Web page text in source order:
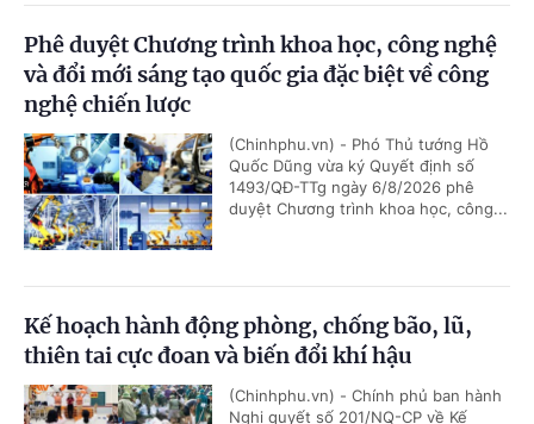
Phê duyệt Chương trình khoa học, công nghệ
và đổi mới sáng tạo quốc gia đặc biệt về công
nghệ chiến lược
(Chinhphu.vn) - Phó Thủ tướng Hồ
Quốc Dũng vừa ký Quyết định số
1493/QĐ-TTg ngày 6/8/2026 phê
duyệt Chương trình khoa học, công...
Kế hoạch hành động phòng, chống bão, lũ,
thiên tai cực đoan và biến đổi khí hậu
(Chinhphu.vn) - Chính phủ ban hành
Nghị quyết số 201/NQ-CP về Kế